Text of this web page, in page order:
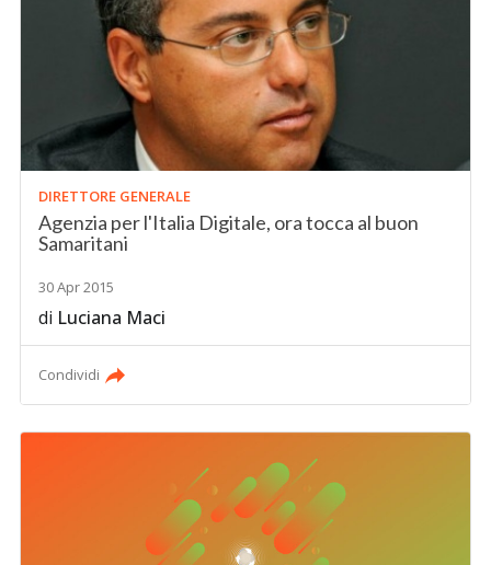
DIRETTORE GENERALE
Agenzia per l'Italia Digitale, ora tocca al buon
Samaritani
30 Apr 2015
di Luciana Maci
Condividi